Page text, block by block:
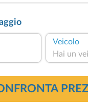
Veicolo
Hai un